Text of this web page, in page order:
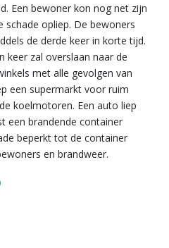
Een bewoner kon nog net zijn
opliep. De bewoners
de derde keer in korte tijd.
keer zal overslaan naar de
met alle gevolgen van
een supermarkt voor ruim
koelmotoren. Een auto liep
een brandende container
beperkt tot de container
en brandweer.